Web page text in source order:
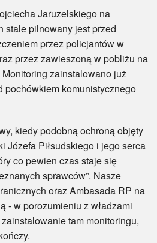
Jaruzelskiego na
stale pilnowany jest przed
przez policjantów w
przez zawieszoną w pobliżu na
zainstalowano już
pochówkiem komunistycznego
podobną ochroną objęty
Józefa Piłsudskiego i jego serca
co pewien czas staje się
sprawców”. Nasze
oraz Ambasada RP na
- w porozumieniu z władzami
tam monitoringu,